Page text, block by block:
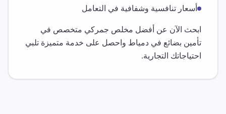
أسعار تنافسية وشفافية في التعامل
ابحث الآن عن أفضل مخلص جمركي متخصص في
تأمين بضائع في دمياط واحصل على خدمة متميزة تلبي
احتياجاتك التجارية.